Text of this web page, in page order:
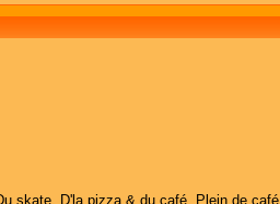
skate. D'la pizza & du café. Plein de café.